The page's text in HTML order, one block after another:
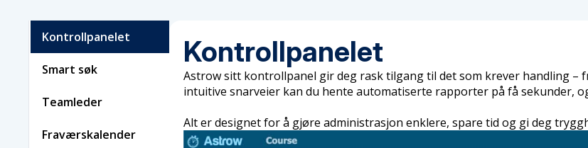
Kontrollpanelet
Smart søk
Teamleder
Fraværskalender
Kontrollpanelet
Astrow sitt kontrollpanel gir deg rask tilgang til det som krever handling
intuitive snarveier kan du hente automatiserte rapporter på få sekunder,
Alt er designet for å gjøre administrasjon enklere, spare tid og gi deg